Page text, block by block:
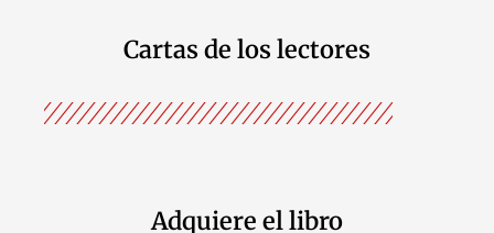
Cartas de los lectores
Adquiere el libro